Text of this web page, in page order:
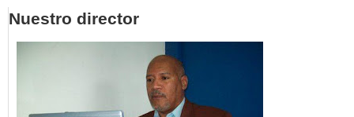
Nuestro director